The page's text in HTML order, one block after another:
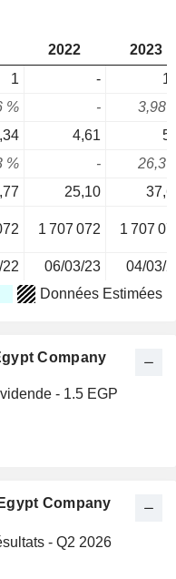
2022
2023
1 -
% -
3,98
4,61
% -
26,3
25,10
1 707 072 1 707
06/03/23 04/03/
Données Estimées
Company
- 1.5 EGP
Company
- Q2 2026